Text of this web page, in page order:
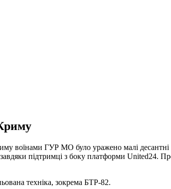
воїнами ГУР МО було уражено малі
підтримці з боку платформи United24.
техніка, зокрема БТР-82.